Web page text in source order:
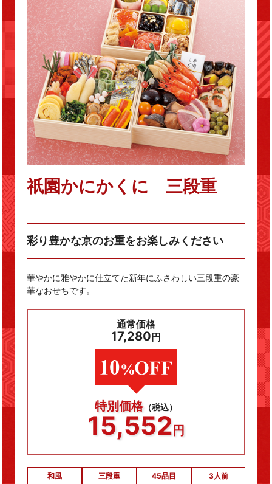
祇園かにかくに 三段重
彩り豊かな京のお重をお楽しみください
華やかに雅やかに仕立てた新年にふさわしい三段重の豪
華なおせちです。
通常価格
17,280円
特別価格（税込）
15,552 円
和風 三段重 45品目 3人前